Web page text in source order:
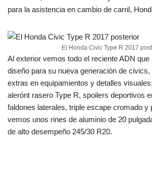
para la asistencia en cambio de carril,
El Honda Civic Type R 2017
Al exterior vemos todo el reciente ADN que
diseño para su nueva generación de
extras en equipamientos y detalles
alerónt rasero Type R, spoilers deportivos
faldones laterales, triple escape cromado y
vemos unos rines de aluminio de 20
de alto desempeño 245/30 R20.